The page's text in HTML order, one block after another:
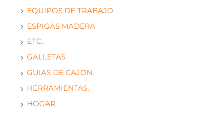
EQUIPOS DE TRABAJO
ESPIGAS MADERA
ETC.
GALLETAS
GUIAS DE CAJON.
HERRAMIENTAS.
HOGAR